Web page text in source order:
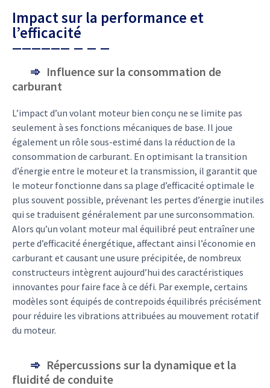
Impact sur la performance et
l’efficacité
Influence sur la consommation de
carburant
L’impact d’un volant moteur bien conçu ne se limite pas
seulement à ses fonctions mécaniques de base. Il joue
également un rôle sous-estimé dans la réduction de la
consommation de carburant. En optimisant la transition
d’énergie entre le moteur et la transmission, il garantit que
le moteur fonctionne dans sa plage d’efficacité optimale le
plus souvent possible, prévenant les pertes d’énergie inutiles
qui se traduisent généralement par une surconsommation.
Alors qu’un volant moteur mal équilibré peut entraîner une
perte d’efficacité énergétique, affectant ainsi l’économie en
carburant et causant une usure précipitée, de nombreux
constructeurs intègrent aujourd’hui des caractéristiques
innovantes pour faire face à ce défi. Par exemple, certains
modèles sont équipés de contrepoids équilibrés précisément
pour réduire les vibrations attribuées au mouvement rotatif
du moteur.
Répercussions sur la dynamique et la
fluidité de conduite